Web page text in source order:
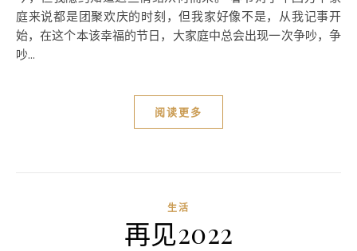
庭来说都是团聚欢庆的时刻，但我家好像不是，从我记事开
始，在这个本该幸福的节日，大家庭中总会出现一次争吵，争
吵...
阅读更多
生活
再见2022